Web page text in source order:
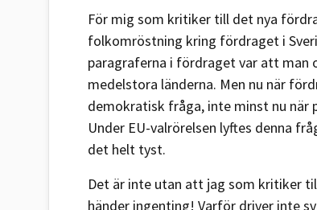
För mig som kritiker till det nya
folkomröstning kring fördraget i
paragraferna i fördraget var att
medelstora länderna. Men nu när
demokratisk fråga, inte minst nu
Under EU-valrörelsen lyftes denna
det helt tyst.
Det är inte utan att jag som kritiker
händer ingenting! Varför driver inte